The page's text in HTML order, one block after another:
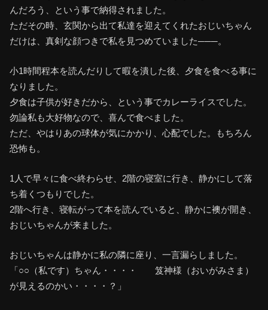
んだろう、という事で納得されました。
ただその時、玄関から出て私達を迎えてくれたおじいちゃん
だけは、真剣な顔つきで私を見つめていました───。
小1時間程本を読んだりして暇を潰した後、夕食を食べる事に
なりました。
夕食は子供が好きだから、という事でカレーライスでした。
勿論私も大好物なので、喜んで食べました。
ただ、やはりあの球体が気にかかり、心配でした。もちろん
恐怖も。
1人で早々に食べ終わらせ、2階の寝室に行き、静かにして落
ち着くつもりでした。
2階へ行き、寝転がって本を読んでいると、静かに襖が開き、
おじいちゃんが来ました。
おじいちゃんは静かに私の隣に座り、一言漏らしました。
「○○（私です）ちゃん・・・・ 笈神様（おいがみさま）
が見えるのかい・・・・？」